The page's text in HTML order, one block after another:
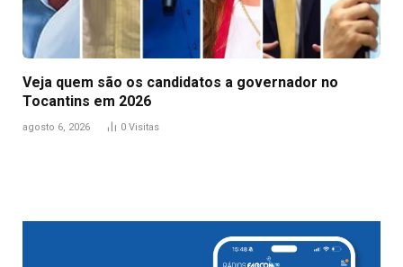
Veja quem são os candidatos a governador no
Tocantins em 2026
agosto 6, 2026 0 Visitas